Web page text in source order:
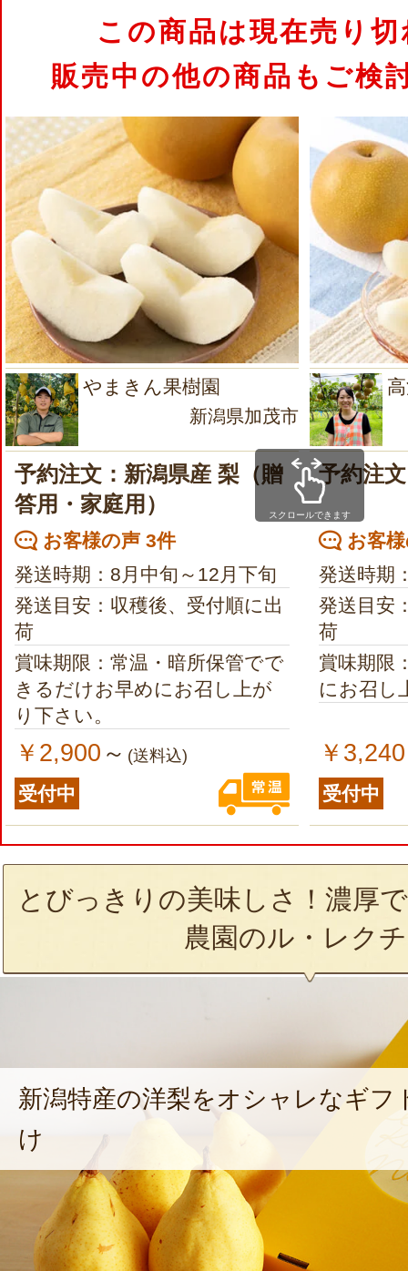
この商品は現在売り
販売中の他の商品もご検
やまきん果樹園
新潟県加茂市
予約注文：新潟県産 梨（贈
答用・家庭用）
お客様の声 3件
発送時期：8月中旬～12月下旬
発送目安：収穫後、受付順に出
荷
賞味期限：常温・暗所保管でで
きるだけお早めにお召し上が
り下さい。
￥2,900 ～ (送料込)
受付中
予約注
お客
発送時期
発送目安
荷
賞味期限
にお召し
￥3,240
受付中
スクロールできます
とびっきりの美味しさ！濃厚
農園のル・レク
新潟特産の洋梨をオシャレなギフ
け